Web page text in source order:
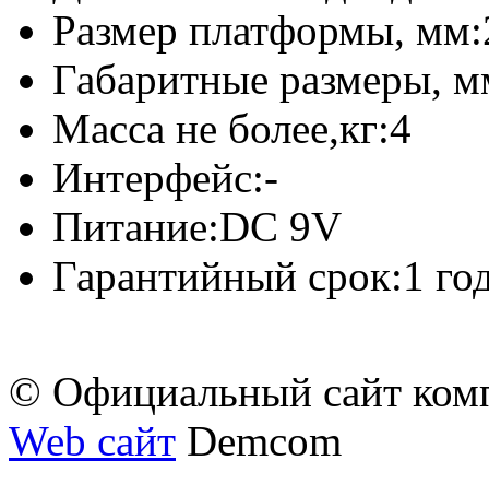
Размер платформы, мм:
Габаритные размеры,
Масса не более,кг:4
Интерфейс:-
Питание:DC 9V
Гарантийный срок:1
© Официальный сайт
Web сайт Demcom